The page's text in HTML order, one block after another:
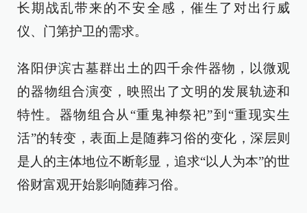
长期战乱带来的不安全感，催生了对出行威
仪、门第护卫的需求。
洛阳伊滨古墓群出土的四千余件器物，以微观
的器物组合演变，映照出了文明的发展轨迹和
特性。器物组合从“重鬼神祭祀”到“重现实生
活”的转变，表面上是随葬习俗的变化，深层则
是人的主体地位不断彰显，追求“以人为本”的世
俗财富观开始影响随葬习俗。